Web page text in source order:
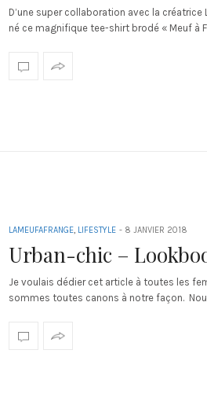
D’une super collaboration avec la créatrice
né ce magnifique tee-shirt brodé « Meuf à
LAMEUFAFRANGE, LIFESTYLE - 8 JANVIER 2018
Urban-chic –
Je voulais dédier cet article à toutes les
sommes toutes canons à notre façon.